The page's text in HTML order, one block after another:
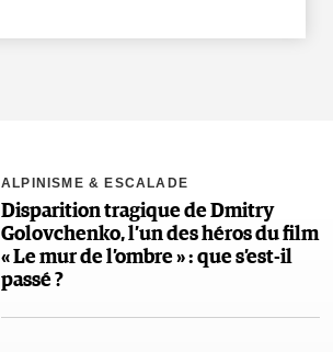
ALPINISME & ESCALADE
Disparition tragique de Dmitry
Golovchenko, l’un des héros du film
« Le mur de l’ombre » : que s’est-il
passé ?